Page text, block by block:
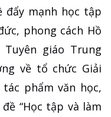
đẩy mạnh học tập
phong cách Hồ
giáo Trung
về tổ chức Giải
phẩm văn học,
“Học tập và làm